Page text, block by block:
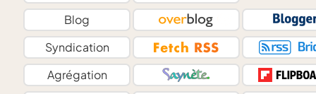
Blog
Syndication
Agrégation